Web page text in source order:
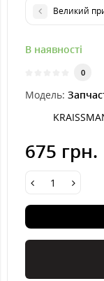
Великий
В наявності
0
Модель:
675 грн.